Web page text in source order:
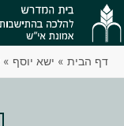
דף הבית » ישא יוסף »